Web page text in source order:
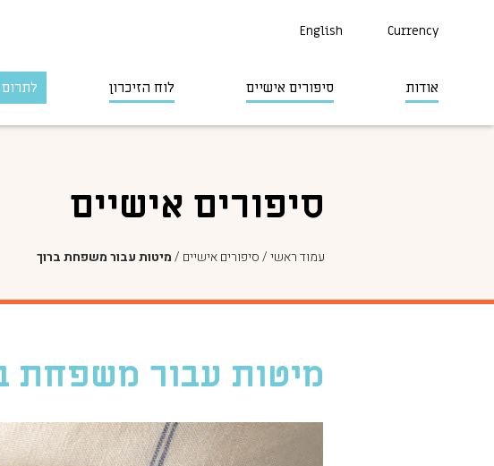
Currency
English
אודות סיפורים אישיים לוח הזיכרון לתרום
סיפורים אישיים
עמוד ראשי/סיפורים אישיים /מיטות עבור משפחת ברוך
מיטות עבור משפחת